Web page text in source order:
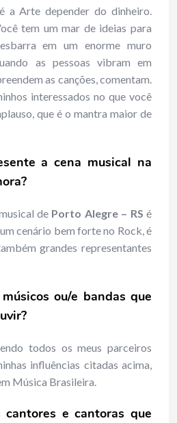
a Arte depender do dinheiro.
tem um mar de ideias para
em um enorme muro
as pessoas vibram em
as canções, comentam.
interessados no que você
que é o mantra maior de
a cena musical na
de Porto Alegre – RS é
cenário bem forte no Rock, é
grandes representantes
ou/e bandas que
todos os meus parceiros
influências citadas acima,
Música Brasileira.
cantores e cantoras que